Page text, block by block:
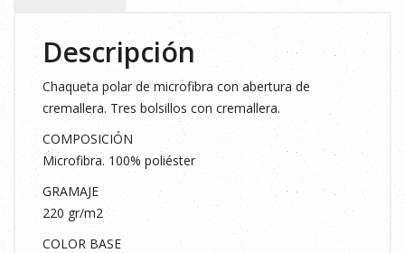
Descripción
Chaqueta polar de microfibra con abertura de
cremallera. Tres bolsillos con cremallera.
COMPOSICIÓN
Microfibra. 100% poliéster
GRAMAJE
220 gr/m2
COLOR BASE